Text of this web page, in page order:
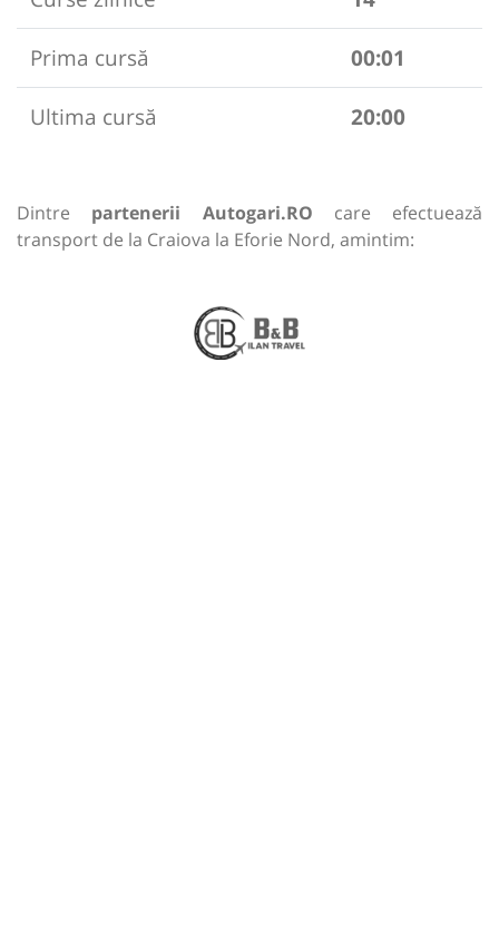
Prima cursă
00:01
Ultima cursă
20:00
Dintre partenerii Autogari.RO care efectuează
transport de la Craiova la Eforie Nord, amintim: